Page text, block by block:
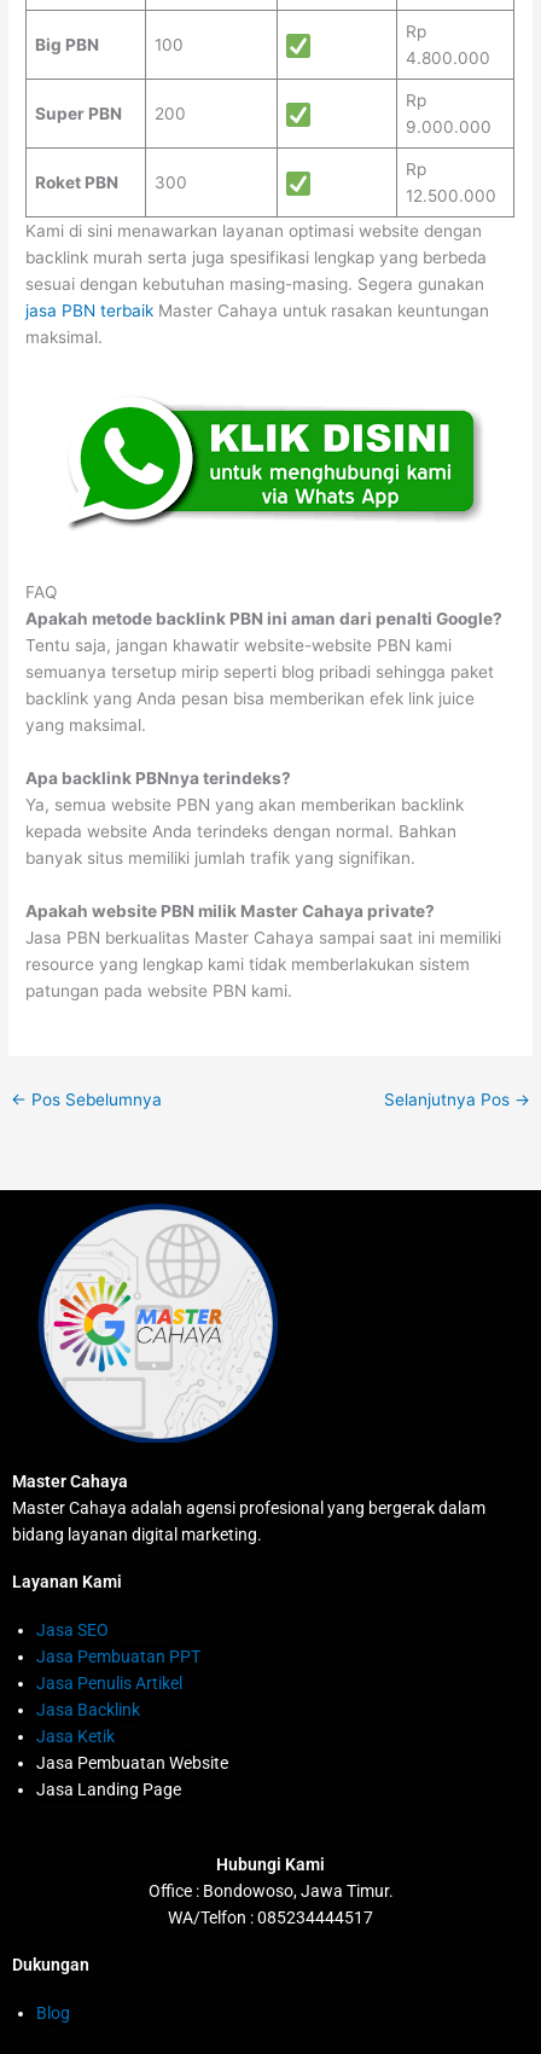
Big PBN 100
Rp
4.800.000
Super PBN 200
Rp
9.000.000
Roket PBN 300
Rp
12.500.000
Kami di sini menawarkan layanan optimasi website dengan
backlink murah serta juga spesifikasi lengkap yang berbeda
sesuai dengan kebutuhan masing-masing. Segera gunakan
jasa PBN terbaik Master Cahaya untuk rasakan keuntungan
maksimal.
FAQ
Apakah metode backlink PBN ini aman dari penalti Google?
Tentu saja, jangan khawatir website-website PBN kami
semuanya tersetup mirip seperti blog pribadi sehingga paket
backlink yang Anda pesan bisa memberikan efek link juice
yang maksimal.
Apa backlink PBNnya terindeks?
Ya, semua website PBN yang akan memberikan backlink
kepada website Anda terindeks dengan normal. Bahkan
banyak situs memiliki jumlah trafik yang signifikan.
Apakah website PBN milik Master Cahaya private?
Jasa PBN berkualitas Master Cahaya sampai saat ini memiliki
resource yang lengkap kami tidak memberlakukan sistem
patungan pada website PBN kami.
← Pos Sebelumnya Selanjutnya Pos →
Master Cahaya
Master Cahaya adalah agensi profesional yang bergerak dalam
bidang layanan digital marketing.
Layanan Kami
Jasa SEO
Jasa Pembuatan PPT
Jasa Penulis Artikel
Jasa Backlink
Jasa Ketik
Jasa Pembuatan Website
Jasa Landing Page
Hubungi Kami
Office : Bondowoso, Jawa Timur.
WA/Telfon : 085234444517
Dukungan
Blog